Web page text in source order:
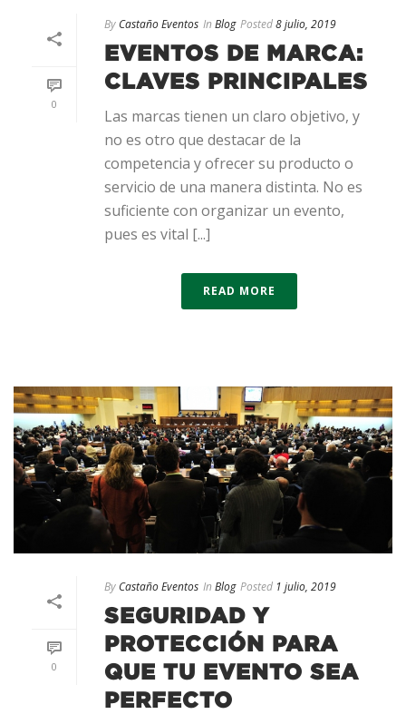
0
By Castaño Eventos In Blog Posted8 julio, 2019
EVENTOS DE MARCA:
CLAVES PRINCIPALES
Las marcas tienen un claro objetivo, y
no es otro que destacar de la
competencia y ofrecer su producto o
servicio de una manera distinta. No es
suficiente con organizar un evento,
pues es vital [...]
READ MORE
0
By Castaño Eventos In Blog Posted 1 julio, 2019
SEGURIDAD Y
PROTECCIÓN PARA
QUE TU EVENTO SEA
PERFECTO